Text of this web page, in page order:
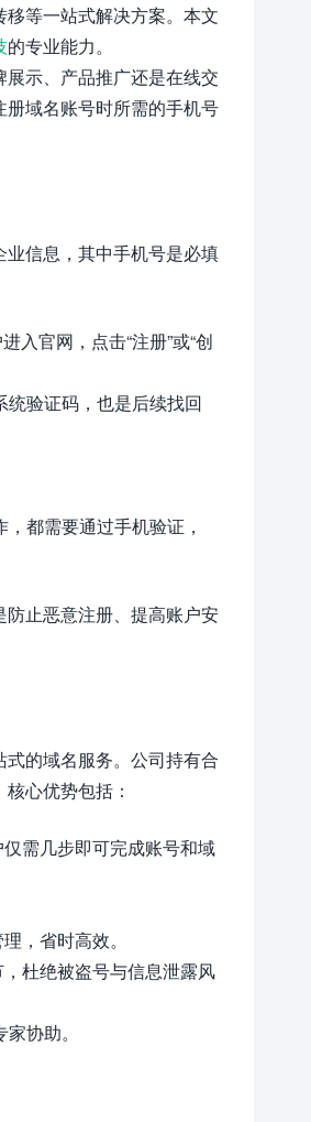
移等一站式解决方案。本文
的专业能力。
示、产品推广还是在线交
域名账号时所需的手机号
业信息，其中手机号是必填
入官网，点击“注册”或“创
验证码，也是后续找回
都需要通过手机验证，
止恶意注册、提高账户安
的域名服务。公司持有合
心优势包括：
需几步即可完成账号和域
，省时高效。
杜绝被盗号与信息泄露风
协助。